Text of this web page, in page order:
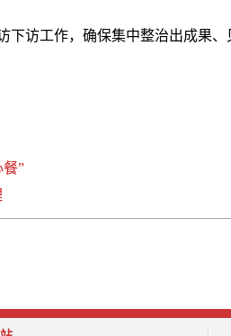
下访工作，确保集中整治出成果
”